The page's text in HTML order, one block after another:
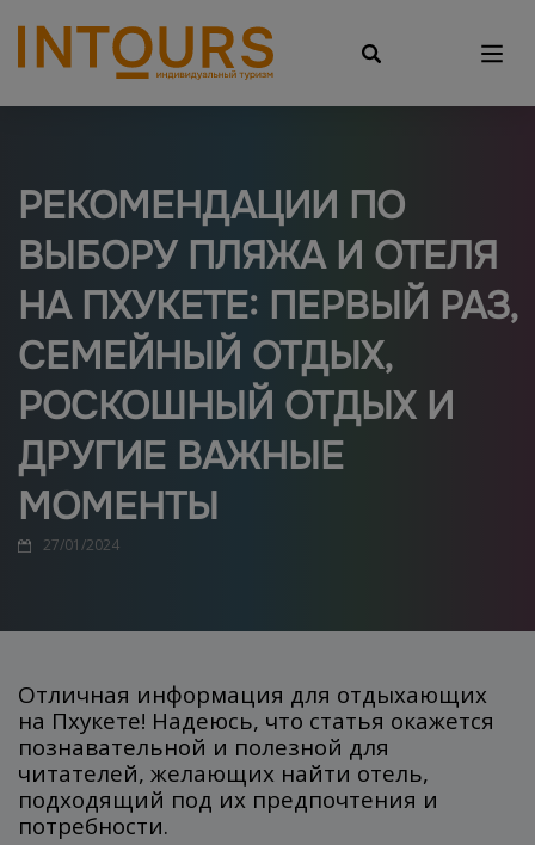
РЕКОМЕНДАЦИИ ПО
ВЫБОРУ ПЛЯЖА И ОТЕЛЯ
НА ПХУКЕТЕ: ПЕРВЫЙ РАЗ,
СЕМЕЙНЫЙ ОТДЫХ,
РОСКОШНЫЙ ОТДЫХ И
ДРУГИЕ ВАЖНЫЕ
МОМЕНТЫ
27/01/2024
Отличная информация для отдыхающих
на Пхукете! Надеюсь, что статья окажется
познавательной и полезной для
читателей, желающих найти отель,
подходящий под их предпочтения и
потребности.